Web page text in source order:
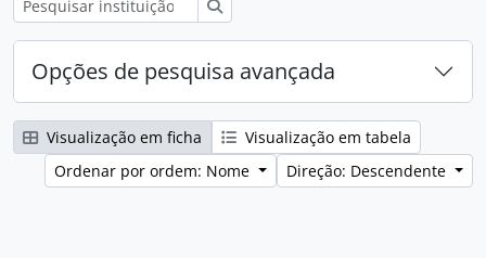
Opções de pesquisa avançada
Visualização em ficha
Visualização em tabela
Ordenar por ordem: Nome
Direção: Descendente